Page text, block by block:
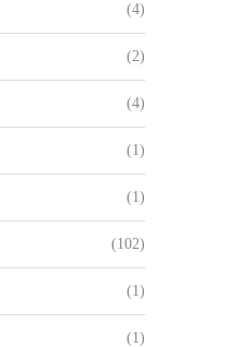
(4)
(2)
(4)
(1)
(1)
(102)
(1)
(1)